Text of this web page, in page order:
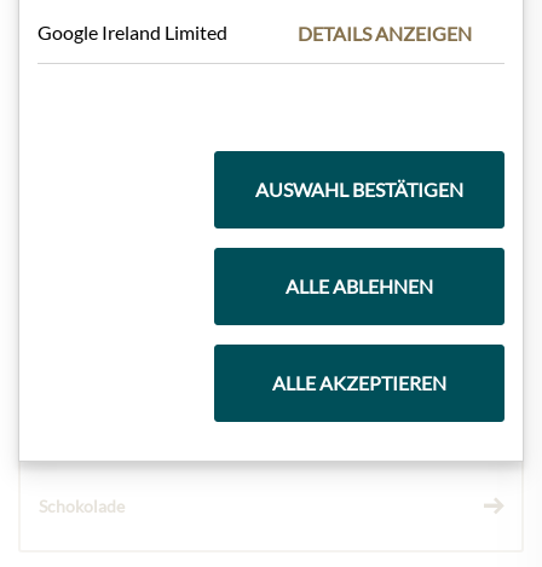
Highlights aus unserem Sortiment
Schokolade
Google Ireland Limited DETAILS ANZEIGEN
AUSWAHL BESTÄTIGEN
ALLE ABLEHNEN
ALLE AKZEPTIEREN